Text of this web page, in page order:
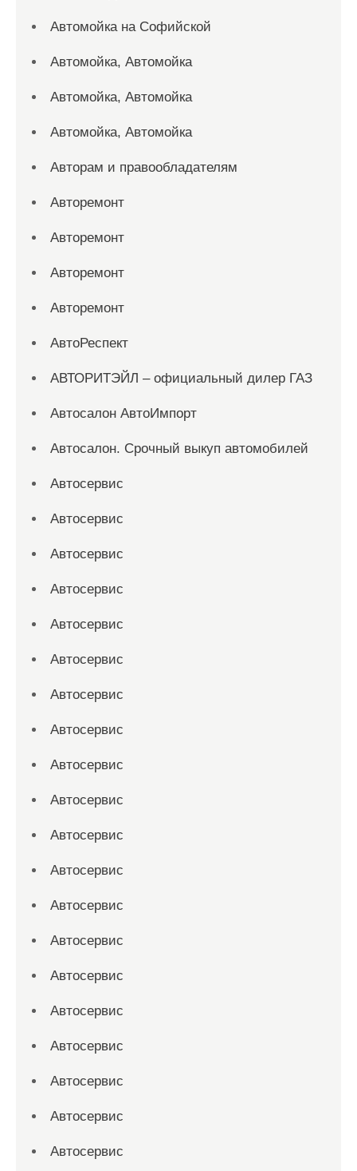
Автомойка на Софийской
Автомойка, Автомойка
Автомойка, Автомойка
Автомойка, Автомойка
Авторам и правообладателям
Авторемонт
Авторемонт
Авторемонт
Авторемонт
АвтоРеспект
АВТОРИТЭЙЛ – официальный дилер ГАЗ
Автосалон АвтоИмпорт
Автосалон. Срочный выкуп автомобилей
Автосервис
Автосервис
Автосервис
Автосервис
Автосервис
Автосервис
Автосервис
Автосервис
Автосервис
Автосервис
Автосервис
Автосервис
Автосервис
Автосервис
Автосервис
Автосервис
Автосервис
Автосервис
Автосервис
Автосервис